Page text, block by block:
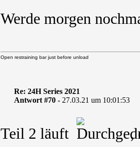
Werde morgen
Open restraining bar just before unload
Re: 24H Series 2021
Antwort #70 - 27.03.21 um 10:01:53
Teil 2 läuft ,